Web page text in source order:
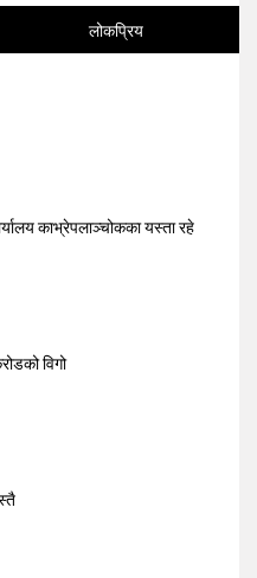
लोकप्रिय
काभ्रेपलाञ्चोकका यस्ता रहे
विगो